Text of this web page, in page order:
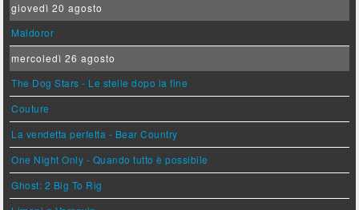
giovedì 20 agosto
Maldoror
mercoledì 26 agosto
The Dog Stars - Le stelle dopo la fine
Couture
La vendetta perfetta - Bear Country
One Night Only - Quando tutto è possibile
Ghost: 2 Big To Rig